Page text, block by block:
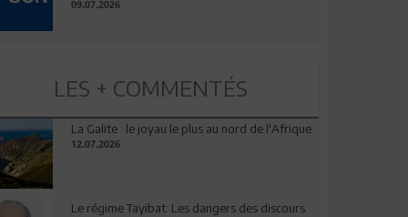
09.07.2026
LES + COMMENTÉS
La Galite : le joyau le plus au nord de l'Afrique
12.07.2026
Le régime Tayibat: Les dangers des discours